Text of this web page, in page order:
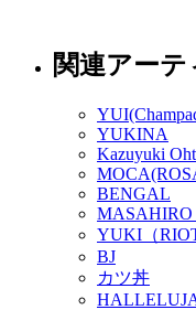
関連アーテ
YUKINA
Kazuyuki
BENGAL
YUKI（
BJ
カツ丼